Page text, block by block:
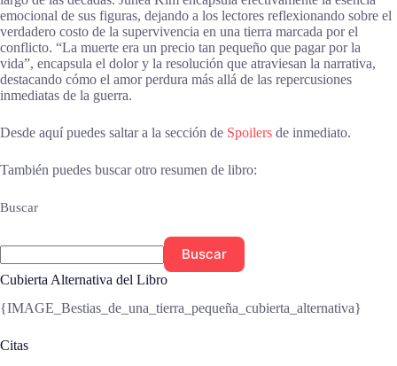
emocional de sus figuras, dejando a los lectores reflexionando sobre el
verdadero costo de la supervivencia en una tierra marcada por el
conflicto. “La muerte era un precio tan pequeño que pagar por la
vida”, encapsula el dolor y la resolución que atraviesan la narrativa,
destacando cómo el amor perdura más allá de las repercusiones
inmediatas de la guerra.
Desde aquí puedes saltar a la sección de Spoilers de inmediato.
También puedes buscar otro resumen de libro:
Buscar
Buscar
Cubierta Alternativa del Libro
{IMAGE_Bestias_de_una_tierra_pequeña_cubierta_alternativa}
Citas